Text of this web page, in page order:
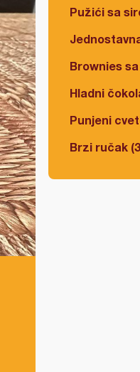
Pužići sa
Brownies
Hladni
Punjeni
Brzi ručak